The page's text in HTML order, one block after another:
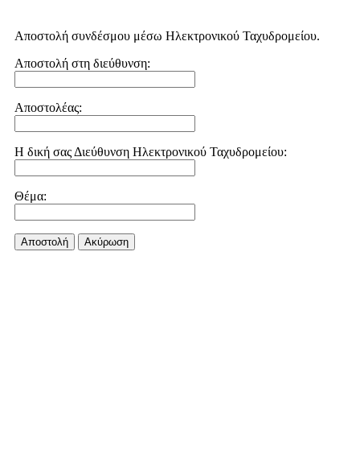
Αποστολή συνδέσμου μέσω Ηλεκτρονικού Ταχυδρομείου.
Αποστολή στη διεύθυνση:
Αποστολέας:
Η δική σας Διεύθυνση Ηλεκτρονικού Ταχυδρομείου:
Θέμα:
Αποστολή Aκύρωση